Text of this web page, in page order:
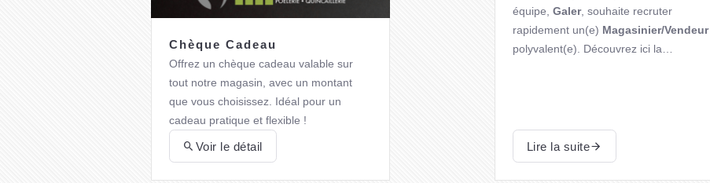
Chèque Cadeau
Offrez un chèque cadeau valable sur
tout notre magasin, avec un montant
que vous choisissez. Idéal pour un
cadeau pratique et flexible !
Voir le détail
équipe Galer, souhaite recruter
rapidement un(e) Magasinier/Vendeur
polyvalent(e) . Découvrez ici la
Lire la suite